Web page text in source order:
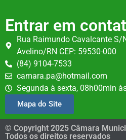
Entrar em
Rua Raimundo Cavalcante S/
Avelino/RN CEP: 59530-000
(84) 9104-7533
camara.pa@hotmail.com
Segunda à sexta, 08h00min
Mapa do Site
© Copyright 2025 Câmara
Todos os direitos reservados